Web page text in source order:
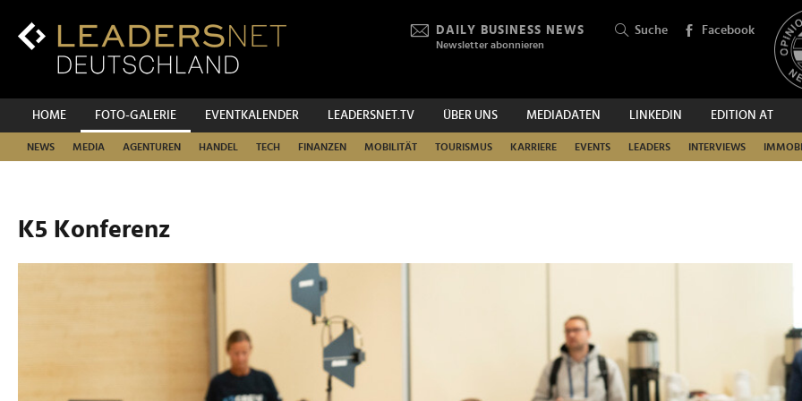
Inhalt
Hauptnavigation
DAILY BUSINESS NEWS
Newsletter abonnieren
Suche Facebook
HOME FOTO-GALERIE EVENTKALENDER LEADERSNET.TV ÜBER UNS MEDIADATEN LINKEDIN EDITION AT
NEWS MEDIA AGENTUREN HANDEL TECH FINANZEN MOBILITÄT TOURISMUS KARRIERE EVENTS LEADERS INTERVIEWS
SUCHEN
K5 Konferenz